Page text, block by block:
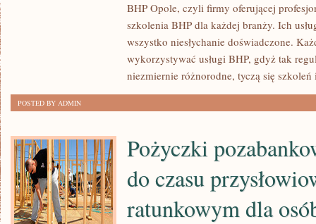
INNYMI
SŁOWY
MNIEJSZYM
STOPNIU,
BHP Opole, czyli firmy oferującej
szkolenia BHP dla każdej branży. Ich
wszystko niesłychanie doświadczone.
wykorzystywać usługi BHP, gdyż tak
niezmiernie różnorodne, tyczą się szkoleń
POSTED BY ADMIN
Pożyczki
do czasu
ratunkowym dla